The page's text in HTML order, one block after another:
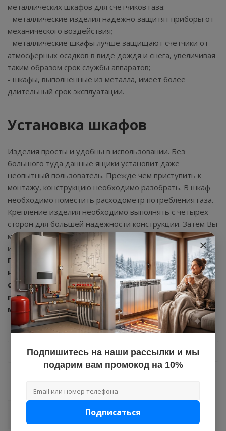
металлических шкафов для счетчиков газа:
- металлические изделия надежно защитят приборы от
механического воздействия;
- металлические шкафы лучше защищают счетчики от
атмосферных осадков в виде дождя и снега, увеличивая
таким образом срок службы аппаратов;
- шкафы, выполненные из металла, имеет более
длительный срок эксплуатации.
Установка шкафов
Изделия просты и удобны в использовании. Без
большого туда данные ящики установит даже
неопытный пользователь. Прежде чем приступить к
монтажу, конструкцию необходимо разобрать. В шкаф
необходимо поместить расходометр потребления газа.
Крепление изделия необходимо выполнять с четырех
сторон для большей надежности конструкции. Затем Вы
можете приступить к сборке всей конструкции и
итогового закрепления всего механизма.
При покупке шкафа следует опираться не только
на материал изготовления, но и на размеры
счетчика газа. На сайте PROотопление
представлены шкафы для счетчиков газа с
межосевым расстоянием в 110, 200 и 250 мм.
Назад к списку
×
Подпишитесь на наши рассылки и мы
подарим вам промокод на 10%
Подписаться